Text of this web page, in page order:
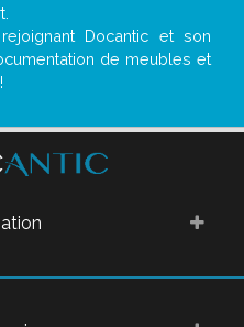
Docantic et son
de meubles et